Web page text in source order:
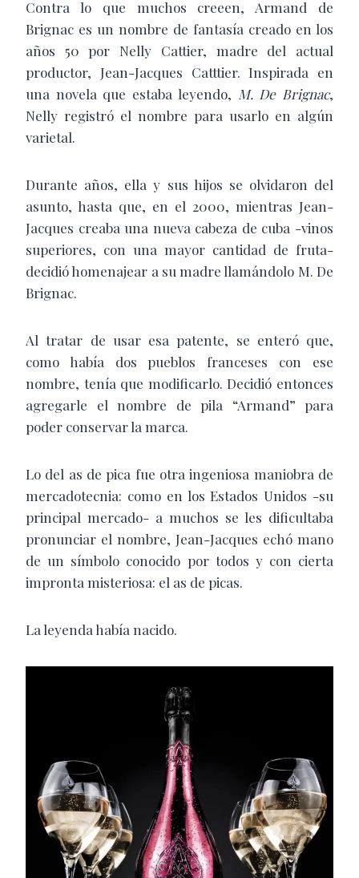
Contra lo que muchos creeen, Armand de
Brignac es un nombre de fantasía creado en los
años 50 por Nelly Cattier, madre del actual
productor, Jean-Jacques Catttier. Inspirada en
una novela que estaba leyendo, M. De Brignac,
Nelly registró el nombre para usarlo en algún
varietal.
Durante años, ella y sus hijos se olvidaron del
asunto, hasta que, en el 2000, mientras Jean-
Jacques creaba una nueva cabeza de cuba -vinos
superiores, con una mayor cantidad de fruta-
decidió homenajear a su madre llamándolo M. De
Brignac.
Al tratar de usar esa patente, se enteró que,
como había dos pueblos franceses con ese
nombre, tenía que modificarlo. Decidió entonces
agregarle el nombre de pila “Armand” para
poder conservar la marca.
Lo del as de pica fue otra ingeniosa maniobra de
mercadotecnia: como en los Estados Unidos -su
principal mercado- a muchos se les dificultaba
pronunciar el nombre, Jean-Jacques echó mano
de un símbolo conocido por todos y con cierta
impronta misteriosa: el as de picas.
La leyenda había nacido.